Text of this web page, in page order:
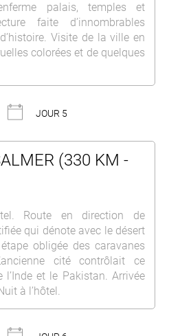
palais, temples et
faite d’innombrables
Visite de la ville en
colorées et de quelques
JOUR 5
(330 KM -
Route en direction de
qui dénote avec le désert
obligée des caravanes
cité contrôlait ce
et le Pakistan. Arrivée
à l’hôtel.